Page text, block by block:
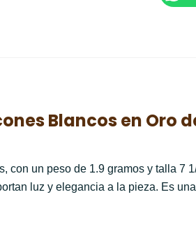
Blancos en Oro
con un peso de 1.9 gramos y talla 7
luz y elegancia a la pieza. Es